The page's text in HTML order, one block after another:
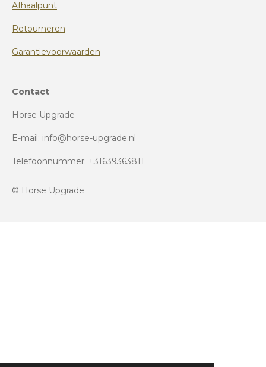
Afhaalpunt
Retourneren
Garantievoorwaarden
Contact
Horse Upgrade
E-mail: info@horse-upgrade.nl
Telefoonnummer: +31639363811
© Horse Upgrade